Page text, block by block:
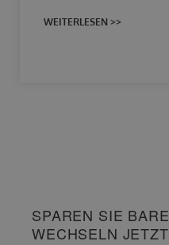
WEITERLESEN >>
SPAREN SIE
WECHSELN